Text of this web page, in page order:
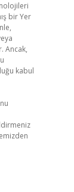
bir Yer
Ancak,
kabul